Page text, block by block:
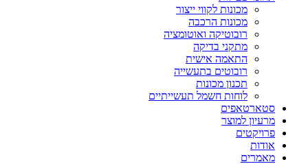
מכונות לקווי ייצור
מכונות הרכבה
רובוטיקה ואוטומציה
מתקני בדיקה
התאמה אישית
רובוטים בתעשייה
תכנון מכונות
לוחות חשמל תעשייתיים
סטארטאפים
מרעיון למוצר
פרויקטים
אודות
מאמרים